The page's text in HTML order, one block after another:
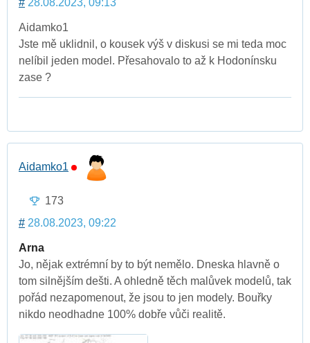
# 28.08.2023, 09:13
Aidamko1
Jste mě uklidnil, o kousek výš v diskusi se mi teda moc
nelíbil jeden model. Přesahovalo to až k Hodonínsku
zase ?
Aidamko1
173
# 28.08.2023, 09:22
Arna
Jo, nějak extrémní by to být nemělo. Dneska hlavně o
tom silnějším dešti. A ohledně těch malůvek modelů, tak
pořád nezapomenout, že jsou to jen modely. Bouřky
nikdo neodhadne 100% dobře vůči realitě.